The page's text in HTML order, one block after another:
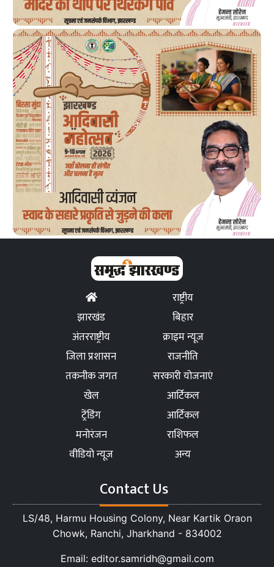
राष्ट्रीय
झारखंड
बिहार
अंतरराष्ट्रीय
क्राइम न्यूज
जिला प्रशासन
राजनीति
तकनीक जगत
सरकारी योजनाएं
खेल
आर्टिकल
ट्रेंडिंग
आर्टिकल
मनोरंजन
राशिफल
वीडियो न्यूज
अन्य
Contact Us
LS/48, Harmu Housing Colony, Near Kartik Oraon
Chowk, Ranchi, Jharkhand - 834002
Email: editor.samridh@gmail.com